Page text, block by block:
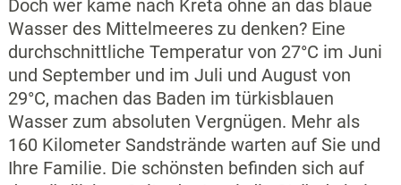
Doch wer käme nach Kreta ohne an das blaue
Wasser des Mittelmeeres zu denken? Eine
durchschnittliche Temperatur von 27°C im Juni
und September und im Juli und August von
29°C, machen das Baden im türkisblauen
Wasser zum absoluten Vergnügen. Mehr als
160 Kilometer Sandstrände warten auf Sie und
Ihre Familie. Die schönsten befinden sich auf